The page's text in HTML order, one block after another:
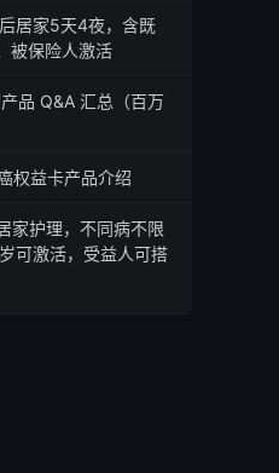
居家5天4夜，含既
被保险人激活
品 Q&A 汇总（百万
权益卡产品介绍
家护理，不同病不限
可激活，受益人可搭